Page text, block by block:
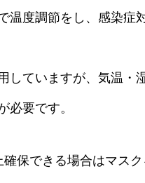
温度調節をし、感染症
していますが、気温・
必要です。
保できる場合はマスク